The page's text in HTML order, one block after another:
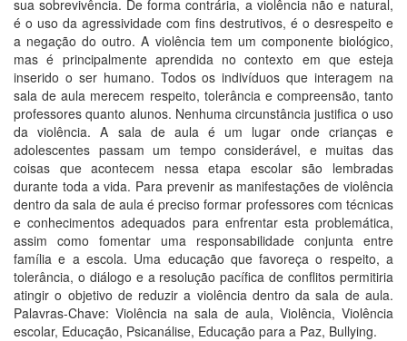
sua sobrevivência. De forma contrária, a violência não e natural,
é o uso da agressividade com fins destrutivos, é o desrespeito e
a negação do outro. A violência tem um componente biológico,
mas é principalmente aprendida no contexto em que esteja
inserido o ser humano. Todos os indivíduos que interagem na
sala de aula merecem respeito, tolerância e compreensão, tanto
professores quanto alunos. Nenhuma circunstância justifica o uso
da violência. A sala de aula é um lugar onde crianças e
adolescentes passam um tempo considerável, e muitas das
coisas que acontecem nessa etapa escolar são lembradas
durante toda a vida. Para prevenir as manifestações de violência
dentro da sala de aula é preciso formar professores com técnicas
e conhecimentos adequados para enfrentar esta problemática,
assim como fomentar uma responsabilidade conjunta entre
família e a escola. Uma educação que favoreça o respeito, a
tolerância, o diálogo e a resolução pacífica de conflitos permitiria
atingir o objetivo de reduzir a violência dentro da sala de aula.
Palavras-Chave: Violência na sala de aula, Violência, Violência
escolar, Educação, Psicanálise, Educação para a Paz, Bullying.